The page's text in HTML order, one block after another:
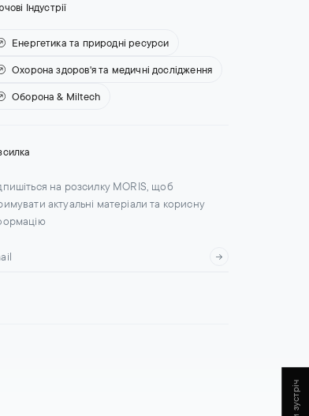
Індустрії
Енергетика та природні ресурси
Охорона здоров'я та медичні дослідження
Оборона & Miltech
на розсилку MORIS, щоб
актуальні матеріали та корисну